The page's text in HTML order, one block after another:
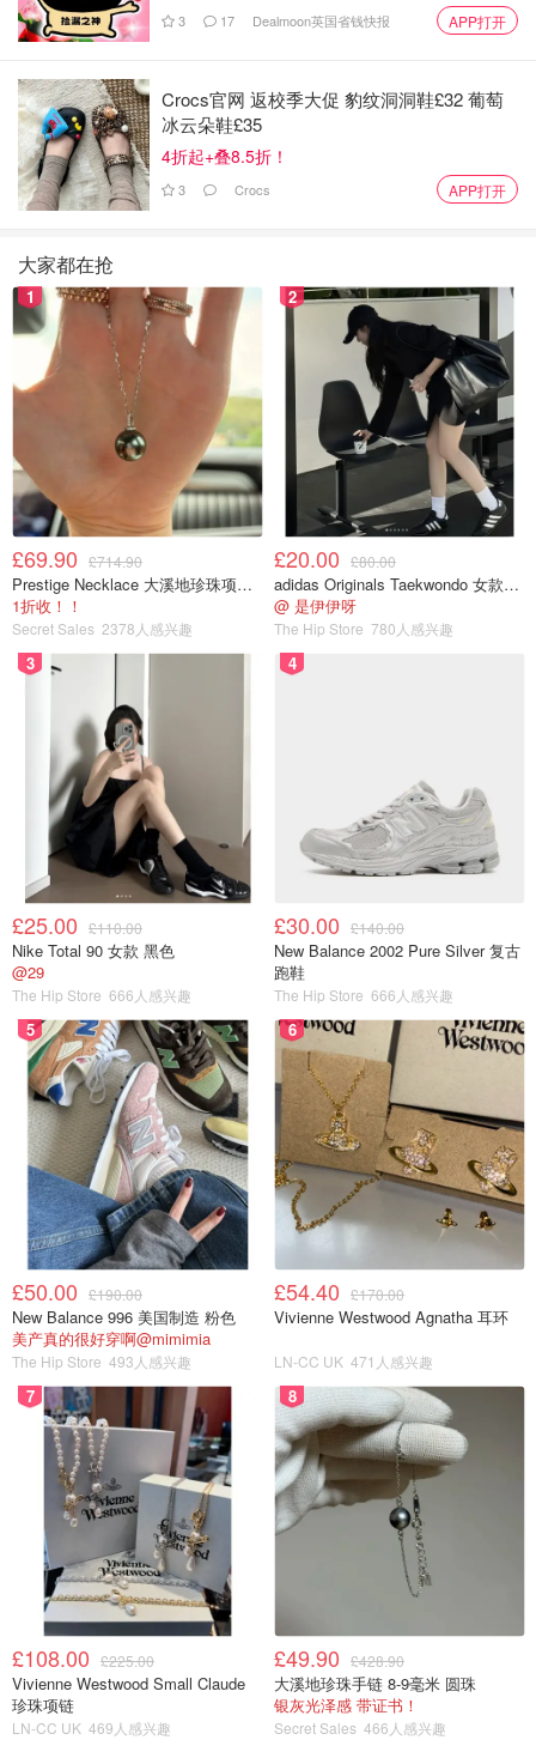
3 17 Dealmoon英国省钱快报 APP打开
Crocs官网 返校季大促 豹纹洞洞鞋£32 葡萄
冰云朵鞋£35
4折起+叠8.5折！
3 Crocs APP打开
大家都在抢
1
£69.90 £714.90
Prestige Necklace 大溪地珍珠项链 10-11mm
1折收！！
Secret Sales 2378人感兴趣
2
£20.00 £80.00
adidas Originals Taekwondo 女款黑色运动鞋
@ 是伊伊呀
The Hip Store 780人感兴趣
3
£25.00 £110.00
Nike Total 90 女款 黑色
@29
The Hip Store 666人感兴趣
4
£30.00 £140.00
New Balance 2002 Pure Silver 复古
跑鞋
The Hip Store 666人感兴趣
5
£50.00 £190.00
New Balance 996 美国制造 粉色
美产真的很好穿啊@mimimia
The Hip Store 493人感兴趣
6
£54.40 £170.00
Vivienne Westwood Agnatha 耳环
LN-CC UK 471人感兴趣
7
£108.00 £225.00
Vivienne Westwood Small Claude
珍珠项链
LN-CC UK 469人感兴趣
8
£49.90 £428.90
大溪地珍珠手链 8-9毫米 圆珠
银灰光泽感 带证书！
Secret Sales 466人感兴趣